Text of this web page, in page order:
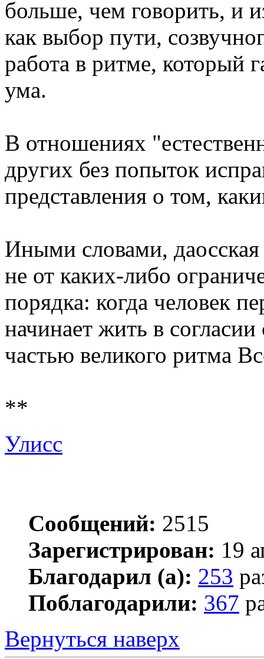
больше, чем говорить, и
как выбор пути,
работа в ритме, который
ума.
В отношениях
других без попыток
представления о том,
Иными словами, даосская
не от каких‑либо
порядка: когда человек
начинает жить в
частью великого ритма
**
Улисс
Сообщений: 2515
Зарегистрирован: 19
Благодарил (а): 253
Поблагодарили: 367
Вернуться наверх